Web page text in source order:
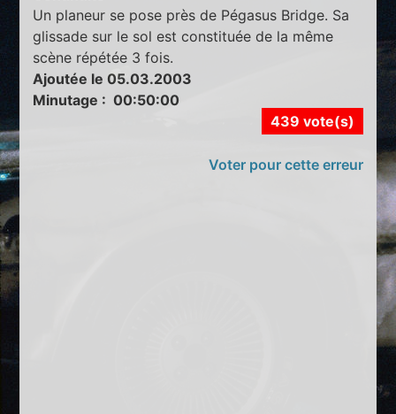
Un planeur se pose près de Pégasus Bridge. Sa
glissade sur le sol est constituée de la même
scène répétée 3 fois.
Ajoutée le 05.03.2003
Minutage : 00:50:00
439 vote(s)
Voter pour cette erreur